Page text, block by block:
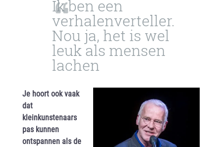
Ik ben een
verhalenverteller.
Nou ja, het is wel
leuk als mensen
lachen
Je hoort ook vaak
dat
kleinkunstenaars
pas kunnen
ontspannen als de